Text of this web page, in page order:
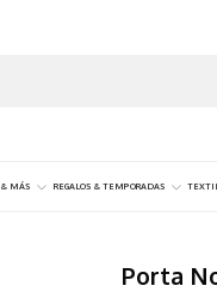
MÁS REGALOS & TEMPORADAS
Porta